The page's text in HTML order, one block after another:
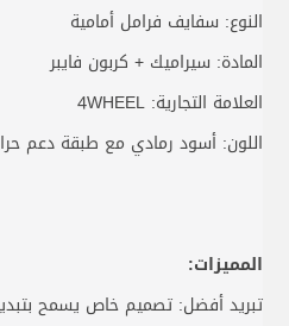
النوع: سفايف فرامل أمامية
المادة: سيراميك + كربون فايبر
العلامة التجارية: 4WHEEL
اللون: أسود رمادي مع طبقة دعم
المميزات:
تبريد أفضل: تصميم خاص يسمح بتبديد